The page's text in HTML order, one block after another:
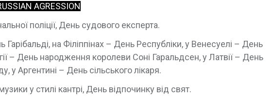
AGRESSION
поліції, День судового експерта.
на Філіппінах – День Республіки, у Венесуелі – День
– День народження королеви Соні Гаральдсен, у Латвії – День
у Аргентині – День сільського лікаря.
у стилі кантрі, День відпочинку від свят.